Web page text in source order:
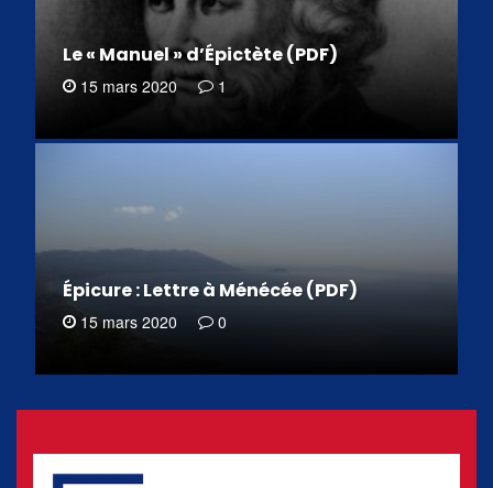
Le « Manuel » d’Épictète (PDF)
15 mars 2020 1
Épicure : Lettre à Ménécée (PDF)
15 mars 2020 0